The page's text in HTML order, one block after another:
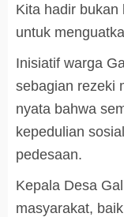
Kita hadir bukan
untuk
Inisiatif warga
sebagian rezeki
nyata bahwa
kepedulian
pedesaan.
Kepala Desa
masyarakat,